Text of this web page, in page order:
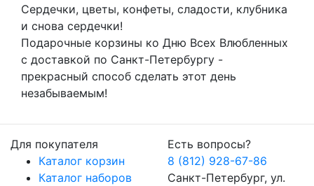
Сердечки, цветы, конфеты, сладости, клубника
и снова сердечки!
Подарочные корзины ко Дню Всех Влюбленных
с доставкой по Санкт-Петербургу -
прекрасный способ сделать этот день
незабываемым!
Для покупателя
Каталог корзин
Каталог наборов
Есть вопросы?
8 (812) 928-67-86
Санкт-Петербург, ул.